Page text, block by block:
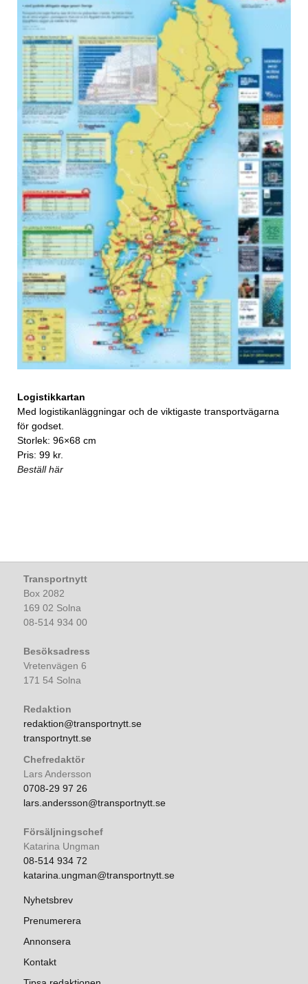
Logistikkartan
Med logistikanläggningar och de viktigaste transportvägarna
för godset.
Storlek: 96×68 cm
Pris: 99 kr.
Beställ här
Transportnytt
Box 2082
169 02 Solna
08-514 934 00
Besöksadress
Vretenvägen 6
171 54 Solna
Redaktion
redaktion@transportnytt.se
transportnytt.se
Chefredaktör
Lars Andersson
0708-29 97 26
lars.andersson@transportnytt.se
Försäljningschef
Katarina Ungman
08-514 934 72
katarina.ungman@transportnytt.se
Nyhetsbrev
Prenumerera
Annonsera
Kontakt